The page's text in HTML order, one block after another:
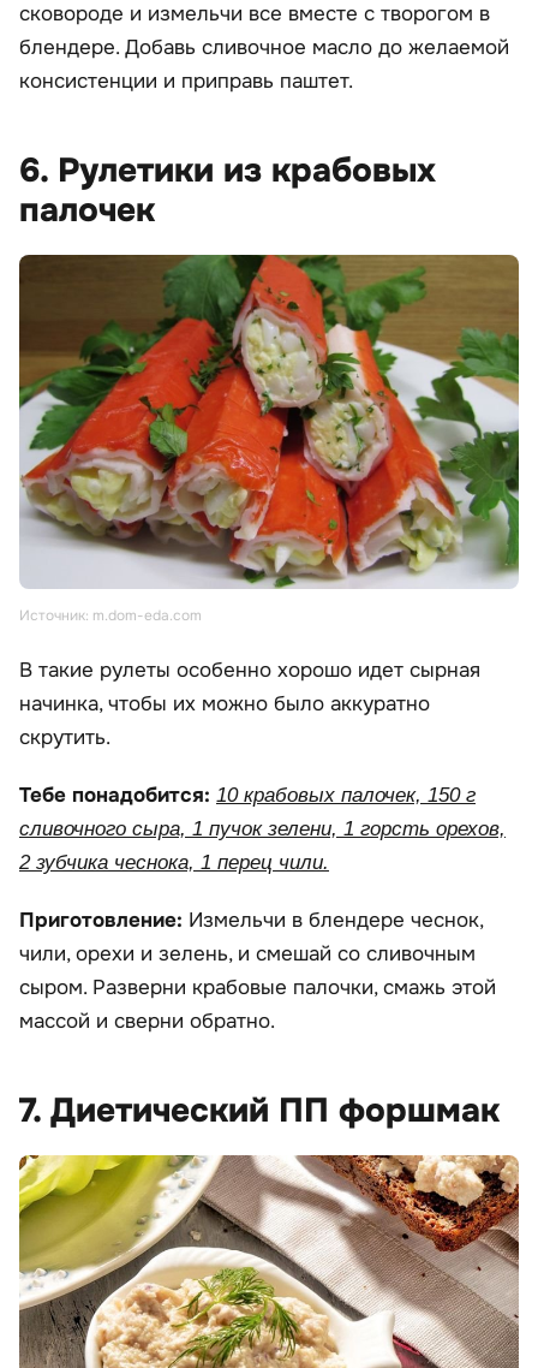
сковороде и измельчи все вместе с творогом в
блендере. Добавь сливочное масло до желаемой
консистенции и приправь паштет.
6. Рулетики из крабовых
палочек
Источник: m.dom-eda.com
В такие рулеты особенно хорошо идет сырная
начинка, чтобы их можно было аккуратно
скрутить.
Тебе понадобится: 10 крабовых палочек, 150 г
сливочного сыра, 1 пучок зелени, 1 горсть орехов,
2 зубчика чеснока, 1 перец чили.
Приготовление: Измельчи в блендере чеснок,
чили, орехи и зелень, и смешай со сливочным
сыром. Разверни крабовые палочки, смажь этой
массой и сверни обратно.
7. Диетический ПП форшмак